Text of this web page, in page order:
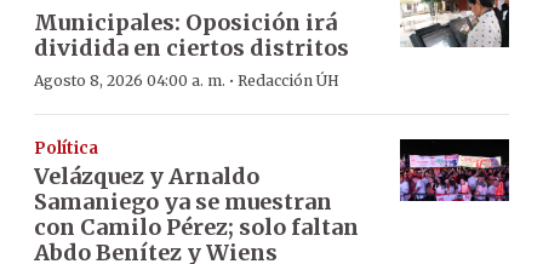
Municipales: Oposición irá
dividida en ciertos distritos
Agosto 8, 2026 04:00 a. m. · Redacción ÚH
Política
Velázquez y Arnaldo
Samaniego ya se muestran
con Camilo Pérez; solo faltan
Abdo Benítez y Wiens